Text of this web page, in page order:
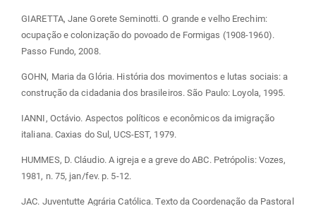
GIARETTA, Jane Gorete Seminotti. O grande e velho Erechim:
ocupação e colonização do povoado de Formigas (1908-1960).
Passo Fundo, 2008.
GOHN, Maria da Glória. História dos movimentos e lutas sociais: a
construção da cidadania dos brasileiros. São Paulo: Loyola, 1995.
IANNI, Octávio. Aspectos políticos e econômicos da imigração
italiana. Caxias do Sul, UCS-EST, 1979.
HUMMES, D. Cláudio. A igreja e a greve do ABC. Petrópolis: Vozes,
1981, n. 75, jan/fev. p. 5-12.
JAC. Juventutte Agrária Católica. Texto da Coordenação da Pastoral